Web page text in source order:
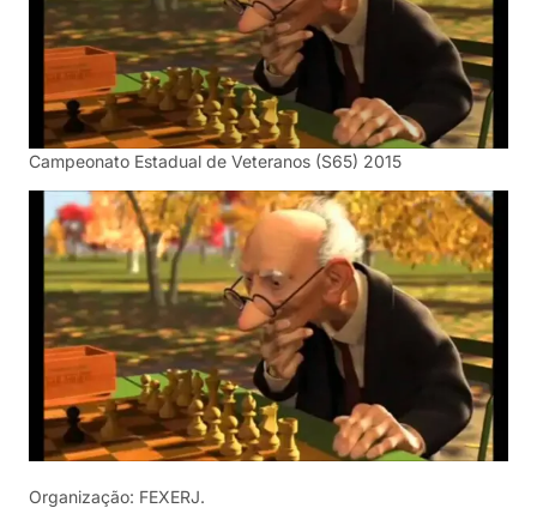
Campeonato Estadual de Veteranos (S65) 2015
Organização: FEXERJ.